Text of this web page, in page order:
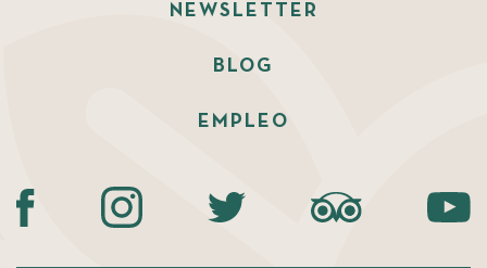
NEWSLETTER
BLOG
EMPLEO